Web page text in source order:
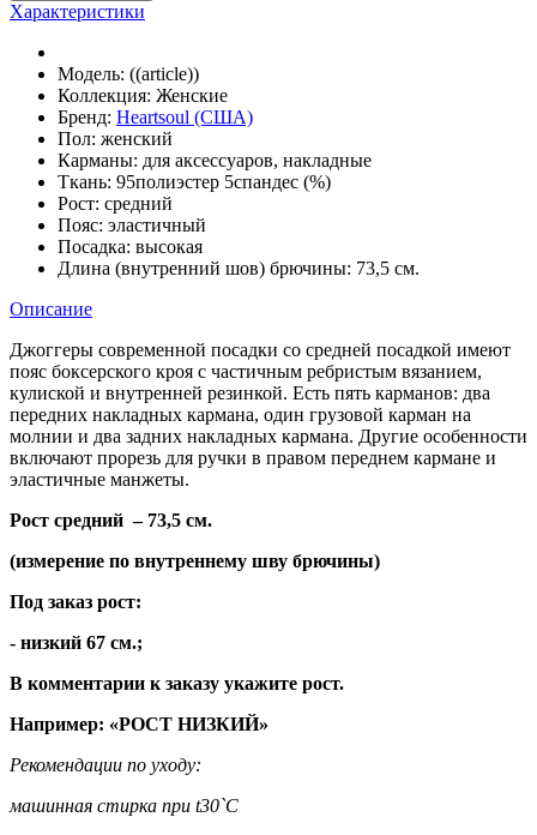
Характеристики
Модель: ((article))
Коллекция: Женские
Бренд: Heartsoul (США)
Пол: женский
Карманы: для аксессуаров, накладные
Ткань: 95полиэстер 5спандес (%)
Рост: средний
Пояс: эластичный
Посадка: высокая
Длина (внутренний шов) брючины: 73,5 см.
Описание
Джоггеры современной посадки со средней посадкой имеют
пояс боксерского кроя с частичным ребристым вязанием,
кулиской и внутренней резинкой. Есть пять карманов: два
передних накладных кармана, один грузовой карман на
молнии и два задних накладных кармана. Другие особенности
включают прорезь для ручки в правом переднем кармане и
эластичные манжеты.
Рост средний – 73,5 см.
(измерение по внутреннему шву брючины)
Под заказ рост:
- низкий 67 см.;
В комментарии к заказу укажите рост.
Например: «РОСТ НИЗКИЙ»
Рекомендации по уходу:
машинная стирка при t30`С